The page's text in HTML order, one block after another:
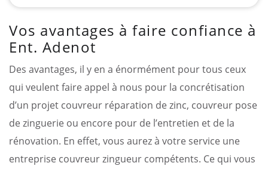
Vos avantages à faire confiance à
Ent. Adenot
Des avantages, il y en a énormément pour tous ceux
qui veulent faire appel à nous pour la concrétisation
d’un projet couvreur réparation de zinc, couvreur pose
de zinguerie ou encore pour de l’entretien et de la
rénovation. En effet, vous aurez à votre service une
entreprise couvreur zingueur compétents. Ce qui vous